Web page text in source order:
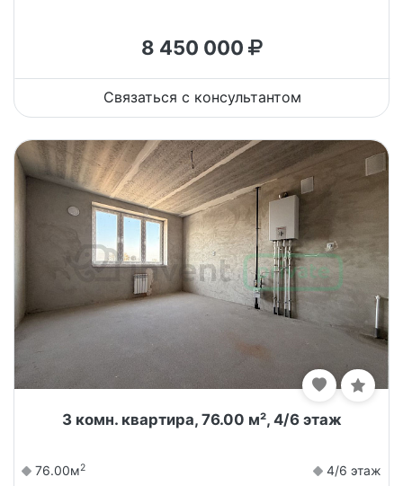
8 450 000
Связаться с консультантом
3 комн. квартира, 76.00 м², 4/6 этаж
76.00м2
4/6 этаж